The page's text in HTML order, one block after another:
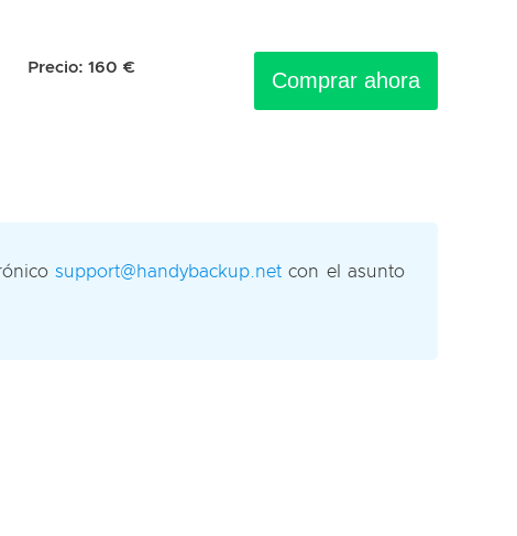
Precio: 160 €
Comprar ahora
support@handybackup.netcon el asunto